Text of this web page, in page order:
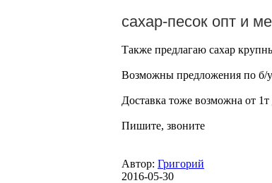
сахар-песок опт и
Также предлагаю сахар
Возможны предложения по б/
Доставка тоже возможна от 1т
Пишите, звоните
Автор: Григорий
2016-05-30